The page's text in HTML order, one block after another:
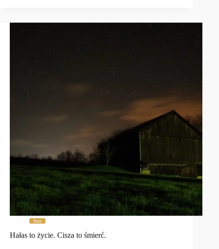
Inne
Hałas to życie. Cisza to śmierć.